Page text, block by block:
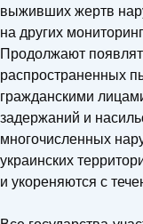
выживших жертв
на других
Продолжают
распространенных
гражданскими
задержаний и
многочисленных
украинских
и укореняются с